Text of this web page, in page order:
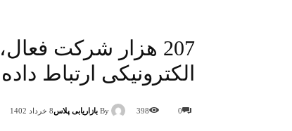
207 هزار شرکت
الکترونیکی ارتباط
By بازاریابی پلاس8 خرداد 1402 0
398